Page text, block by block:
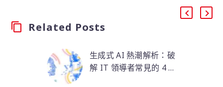
Related Posts
生成式 AI 熱潮解析：破
解 IT 領導者常見的 4 大